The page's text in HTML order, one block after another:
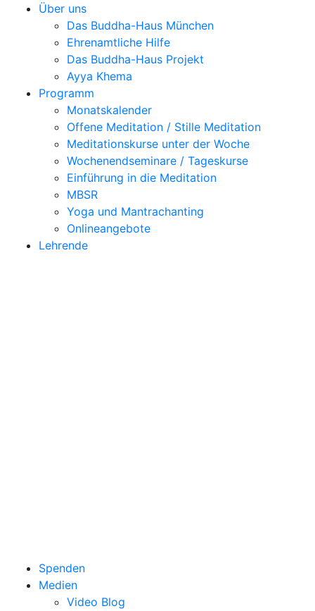
Über uns
Das Buddha-Haus München
Ehrenamtliche Hilfe
Das Buddha-Haus Projekt
Ayya Khema
Programm
Monatskalender
Offene Meditation / Stille Meditation
Meditationskurse unter der Woche
Wochenendseminare / Tageskurse
Einführung in die Meditation
MBSR
Yoga und Mantrachanting
Onlineangebote
Lehrende
Spenden
Medien
Video Blog